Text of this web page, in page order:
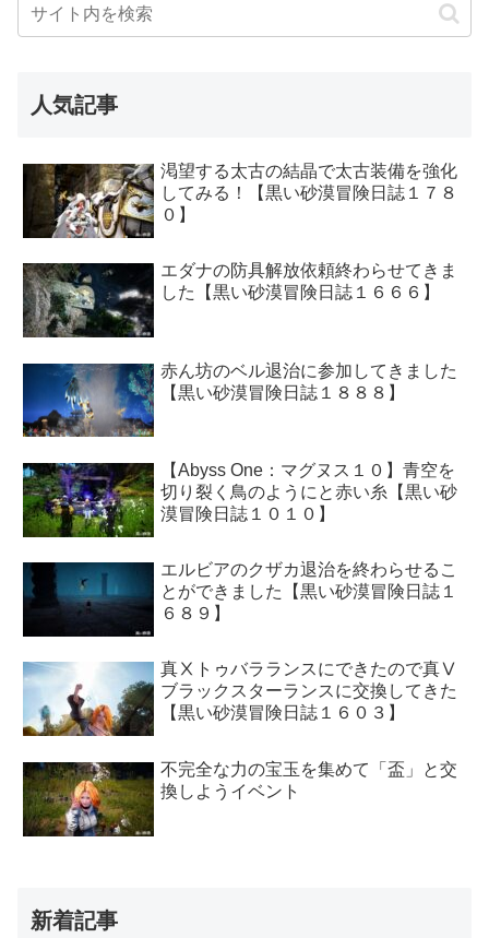
人気記事
渇望する太古の結晶で太古装備を強化
してみる！【黒い砂漠冒険日誌１７８
０】
エダナの防具解放依頼終わらせてきま
した【黒い砂漠冒険日誌１６６６】
赤ん坊のベル退治に参加してきました
【黒い砂漠冒険日誌１８８８】
【Abyss One：マグヌス１０】青空を
切り裂く鳥のようにと赤い糸【黒い砂
漠冒険日誌１０１０】
エルビアのクザカ退治を終わらせるこ
とができました【黒い砂漠冒険日誌１
６８９】
真Ⅹトゥバラランスにできたので真Ⅴ
ブラックスターランスに交換してきた
【黒い砂漠冒険日誌１６０３】
不完全な力の宝玉を集めて「盃」と交
換しようイベント
新着記事